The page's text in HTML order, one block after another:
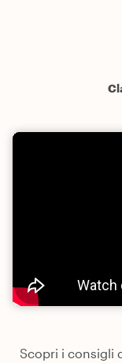
Scopri i consigli